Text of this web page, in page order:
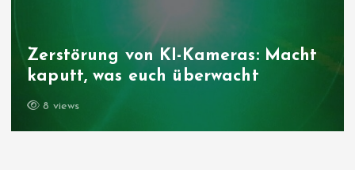
Kameras: Macht
überwacht
Niedrigwasser
trifft